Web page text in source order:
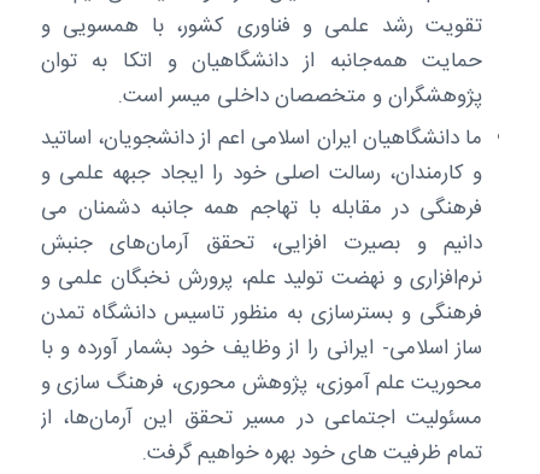
تقویت رشد علمی و فناوری کشور، با همسویی و
حمایت همه‌جانبه از دانشگاهیان و اتکا به توان
پژوهشگران و متخصصان داخلی میسر است.
ما دانشگاهیان ایران اسلامی اعم از دانشجویان، اساتید
و کارمندان، رسالت اصلی خود را ایجاد جبهه علمی و
فرهنگی در مقابله با تهاجم همه جانبه دشمنان می
دانیم و بصیرت افزایی، تحقق آرمان‌های جنبش
نرم‌افزاری و نهضت تولید علم، پرورش نخبگان علمی و
فرهنگی و بسترسازی به منظور تاسیس دانشگاه تمدن
ساز اسلامی- ایرانی را از وظایف خود بشمار آورده و با
محوریت علم آموزی، پژوهش محوری، فرهنگ سازی و
مسئولیت اجتماعی در مسیر تحقق این آرمان‌ها، از
تمام ظرفیت های خود بهره خواهیم گرفت.